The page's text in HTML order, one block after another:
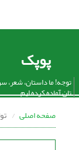
پوپک
توجه! ما داستان، شعر،
تان آماده کرده ایم.
صفحه اصلی